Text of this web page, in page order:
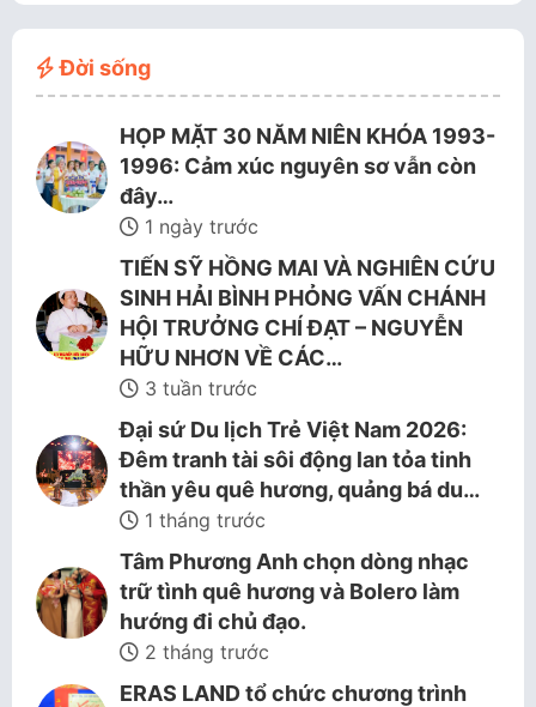
Đời sống
HỌP MẶT 30 NĂM NIÊN KHÓA 1993-
1996: Cảm xúc nguyên sơ vẫn còn
đây…
1 ngày trước
TIẾN SỸ HỒNG MAI VÀ NGHIÊN CỨU
SINH HẢI BÌNH PHỎNG VẤN CHÁNH
HỘI TRƯỞNG CHÍ ĐẠT – NGUYỄN
HỮU NHƠN VỀ CÁC…
3 tuần trước
Đại sứ Du lịch Trẻ Việt Nam 2026:
Đêm tranh tài sôi động lan tỏa tinh
thần yêu quê hương, quảng bá du…
1 tháng trước
Tâm Phương Anh chọn dòng nhạc
trữ tình quê hương và Bolero làm
hướng đi chủ đạo.
2 tháng trước
ERAS LAND tổ chức chương trình